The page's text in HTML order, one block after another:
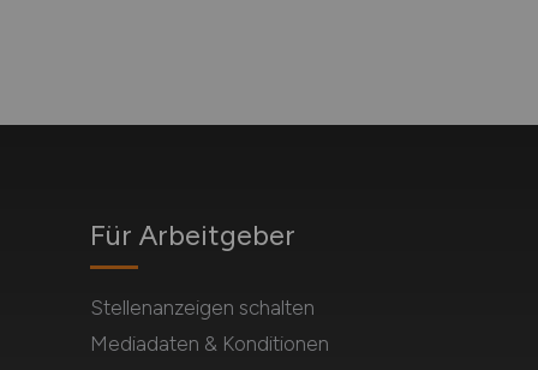
Für Arbeitgeber
Stellenanzeigen schalten
Mediadaten & Konditionen